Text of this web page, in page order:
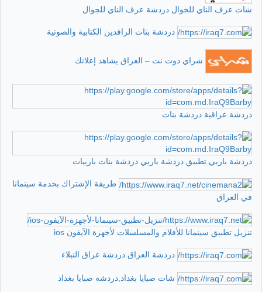
شات عزف الناي للجوال دردشة عزف الناي للجوال
دردشة بنات الرافدين الكتابية والصوتية
شراي دوت نت – العراق يشاهد إعلانك
دردشة عراقية دردشة بنات
دردشة باربي تطبيق دردشة باربي دردشة بنات باربيات
طريقة الإشتراك بخدمة سينمانا
في العراق
تنزيل تطبيق سينمانا للأفلام والمسلسلات لأجهزة الآيفون ios
دردشة العراق دردشة عراق النبلاء
شات صبايا بغداد,دردشة صبايا بغداد